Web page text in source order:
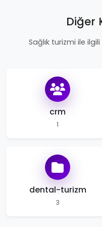
Diğer
Sağlık turizmi ile
crm
1
dental-turizm
3